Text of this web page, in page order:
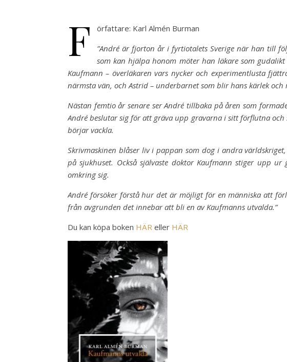
F
örfattare: Karl Almén Burman
”André är fjorton år i fyrtiotalets Sverige när han till
som kan hjälpa honom möter han läkare som
Kaufmann – överläkaren vars nycker och experimentlusta
närmsta vän, och Astrid – underbarnet som blir hans kärlek
Nästan femtio år senare ser André tillbaka på åren som
André beslutar sig för att gräva upp gravarna i sitt förflutna
börjar vackla.
Skrivmaskinen blåser liv i pappan som dog i andra
på sjukhuset. Också självaste doktor Kaufmann stiger upp
omkring sig.
André försöker förstå hur det är möjligt för en människa att
från avgrunden det innebar att bli en av Kaufmanns utvalda.”
Du kan köpa boken HÄR eller HÄR